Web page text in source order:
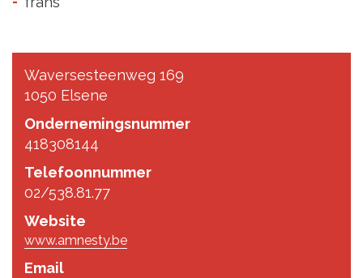
Waversesteenweg 169
1050 Elsene
Ondernemingsnummer
418308144
Telefoonnummer
02/538.81.77
Website
www.amnesty.be
Email